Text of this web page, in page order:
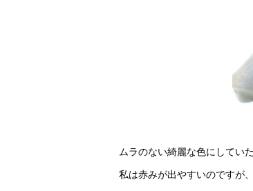
ムラのない綺麗な色にしてい
私は赤みが出やすいのですが